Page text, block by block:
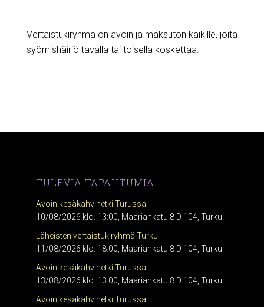
Vertaistukiryhmä on avoin ja maksuton kaikille, joita
syömishäiriö tavalla tai toisella koskettaa.
TULEVIA TAPAHTUMIA
Avoin kesäkahvihetki Turussa
10/08/2026 klo. 13:00, Maariankatu 8 D 104, Turku
Läheisten vertaistukiryhmä Turku
11/08/2026 klo. 18:00, Maariankatu 8 D 104, Turku
Avoin kesäkahvihetki Turussa
13/08/2026 klo. 13:00, Maariankatu 8 D 104, Turku
Avoin kesäkahvihetki Turussa